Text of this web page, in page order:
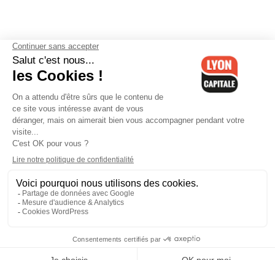
Contactez-nous-Mentions légales-CGV-Politique de
confidentialité-Gestion des cookies
Cedex 06